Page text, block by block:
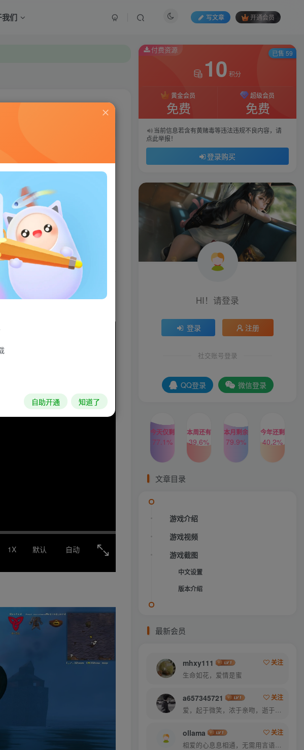
我们 写文章 开通会员
→→→正版购买
戏。玩家会在相对和平的中心
具有威胁性的武器和更坚固的
船并且开始在无尽之海的航行
自动
1X 默认
付费资源
10 积分
黄金会员
免费
超级会员
免费
当前信息若含有黄赌毒等违法违规不良内容，请
点此举报！
登录购买
已售 59
HI！请登录
登录 注册
社交账号登录
QQ登录 微信登录
今天仅剩
77.1%
本周还有
39.6%
本月剩余
79.9%
今年还剩
40.2%
文章目录
游戏介绍
游戏视频
游戏截图
中文设置
版本介绍
最新会员
mhxy111
关注
生命如花，爱情是蜜
a657345721
关注
爱，起于微笑，浓于亲吻，逝于泪水
ollama
关注
相爱的心息息相通，无需用言语倾诉
自助开通 知道了